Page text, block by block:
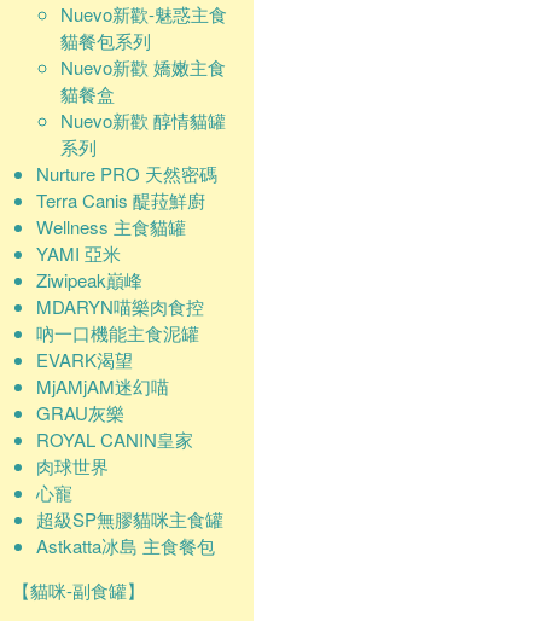
Nuevo新歡-魅惑主食
貓餐包系列
Nuevo新歡 嬌嫩主食
貓餐盒
Nuevo新歡 醇情貓罐
系列
Nurture PRO 天然密碼
Terra Canis 醍菈鮮廚
Wellness 主食貓罐
YAMI 亞米
Ziwipeak巔峰
MDARYN喵樂肉食控
吶一口機能主食泥罐
EVARK渴望
MjAMjAM迷幻喵
GRAU灰樂
ROYAL CANIN皇家
肉球世界
心寵
超級SP無膠貓咪主食罐
Astkatta冰島 主食餐包
【貓咪-副食罐】